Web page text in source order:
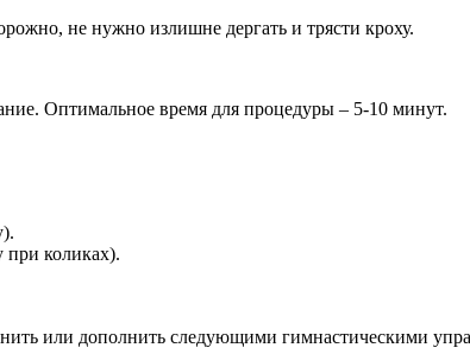
не нужно излишне дергать и трясти кроху.
Оптимальное время для процедуры – 5-10 минут.
при коликах).
или дополнить следующими гимнастическими